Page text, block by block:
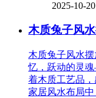
2025-10-20
木质兔子风
木质兔子风水
忆，跃动的灵
着木质工艺品
家居风水布局